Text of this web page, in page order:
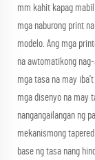
mm kahit kapag
mga naburong print
modelo. Ang mga
na awtomatikong
mga tasa na may
mga disenyo na may
nangangailangan ng
mekanismong
base ng tasa nang